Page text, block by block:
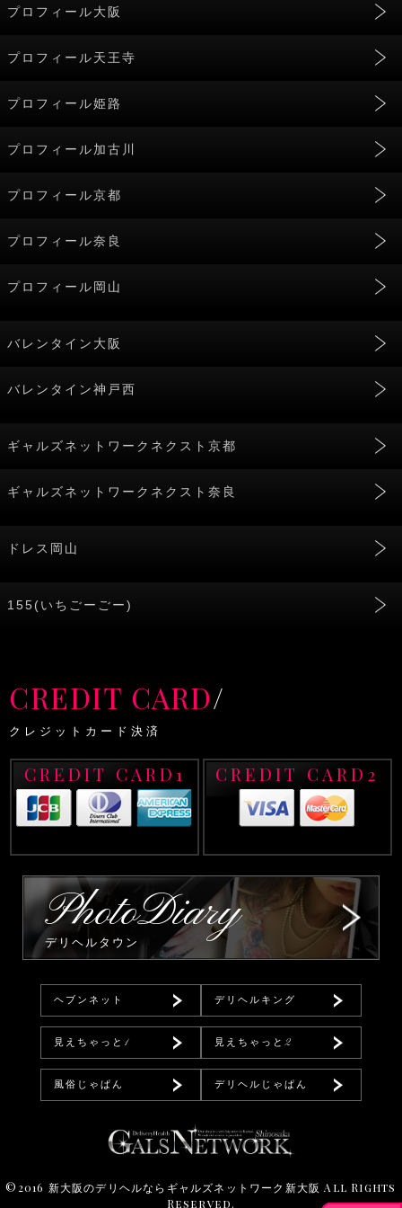
プロフィール大阪
プロフィール天王寺
プロフィール姫路
プロフィール加古川
プロフィール京都
プロフィール奈良
プロフィール岡山
バレンタイン大阪
バレンタイン神戸西
ギャルズネットワークネクスト京都
ギャルズネットワークネクスト奈良
ドレス岡山
155(いちごーごー)
CREDIT CARD/
クレジットカード決済
CREDIT CARD1 CREDIT CARD2
PhotoDiary
デリヘルタウン
ヘブンネット デリヘルキング
見えちゃっと1 見えちゃっと2
風俗じゃぱん デリヘルじゃぱん
©2016 新大阪のデリヘルならギャルズネットワーク新大阪 All Rights
Reserved.